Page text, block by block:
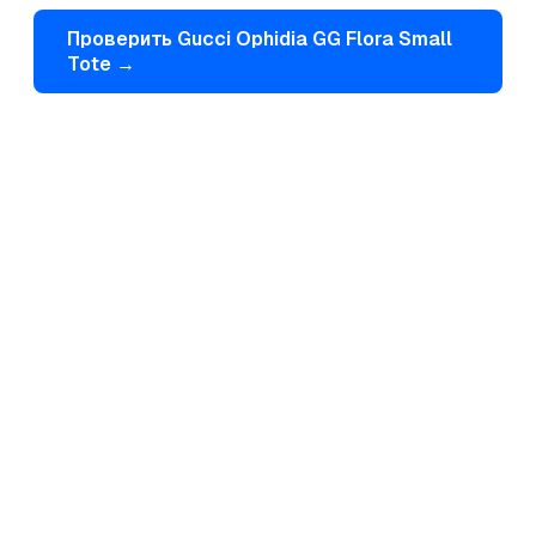
Проверить Gucci Ophidia GG Flora Small
Tote →